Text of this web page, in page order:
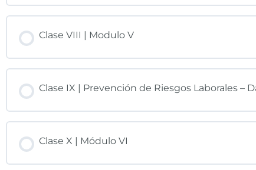
Clase VIII | Modulo V
Clase IX | Prevención de Riesgos Laborales –
Clase X | Módulo VI